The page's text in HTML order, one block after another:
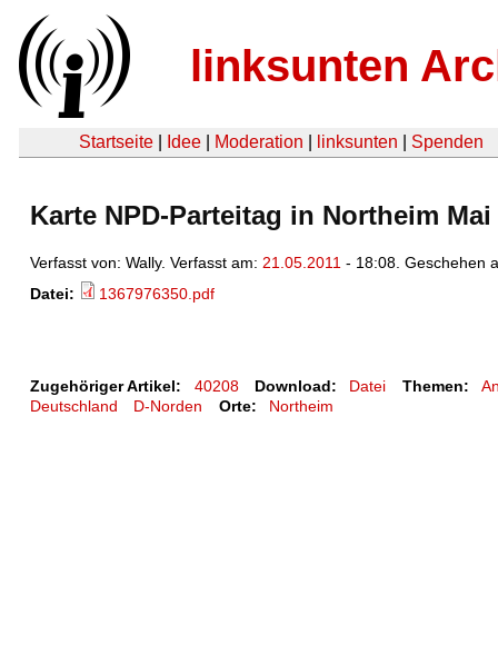
linksunten
Startseite Idee Moderation linksunten Spenden
Karte NPD-Parteitag in Northeim Mai
Verfasst von: Wally. Verfasst am: 21.05.2011 - 18:08. Geschehen
Datei:
1367976350.pdf
Zugehöriger Artikel: 40208 Download: Datei Themen:
Deutschland
D-Norden Orte: Northeim